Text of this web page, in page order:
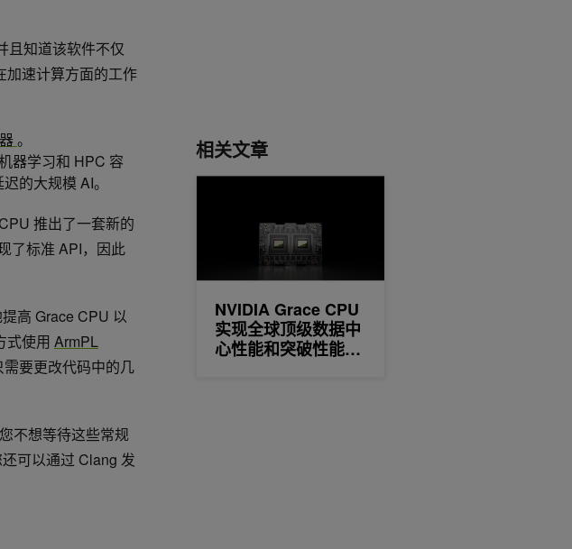
且知道该软件不仅
加速计算方面的工作
。
器学习和 HPC 容
的大规模 AI。
推出了一套新的
了标准 API，因此
高 Grace CPU 以
式使用 ArmPL
要更改代码中的几
不想等待这些常规
可以通过 Clang 发
相关文章
NVIDIA Grace CPU
实现全球顶级数据中
心性能和突破性能效
NVIDIA Grace CPU 实现全球顶级数据中心性能和突破性能效